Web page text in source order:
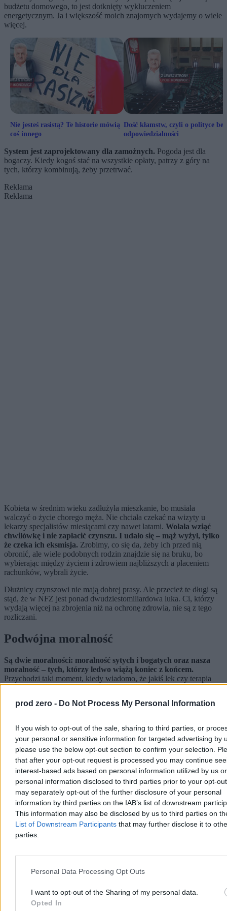
prod zero - Do Not Process My Personal Information
If you wish to opt-out of the sale, sharing to third parties, or
your personal or sensitive information for targeted advertising by
please use the below opt-out section to confirm your selection.
that after your opt-out request is processed you may continue
interest-based ads based on personal information utilized by us or
personal information disclosed to third parties prior to your opt-
may separately opt-out of the further disclosure of your personal
information by third parties on the IAB’s list of downstream
This information may also be disclosed by us to third parties on
List of Downstream Participants that may further disclose it to
parties.
Personal Data Processing Opt Outs
I want to opt-out of the Sharing of my personal data.
Opted In
budżetu domowego, to jest dotknięty wykluczeniem
energetycznym. Ja i większość moich znajomych wydajemy o wiele
więcej.
Nie jesteś rasistą? Te historie mówią
coś innego
Dość kłamstw, czyli o polityce bez
odpowiedzialności
System jest zaprojektowany dla zamożnych. Pogoda jest dla
bogaczy. Kiedy kogoś stać na wszystkie opłaty, patrzy z góry na
tych, którzy kombinują, żeby przetrwać.
Reklama
Reklama
Kobieta w średnim wieku zadłużyła mieszkanie, bo musiała
walczyć o życie chorego męża. Nie chciała czekać na wizyty u
lekarzy specjalistów miesiącami czy nawet latami. Wolała wziąć
chwilówkę i nie zapłacić czynszu. I udało się – mąż wyżył, tylko
że czeka ich eksmisja. Zrobimy, co się da, żeby ich przed nią
obronić, ale wiele podobnych rodzin znajdzie się na bruku, bo
wybierając między życiem i zdrowiem najbliższych a płaceniem
rachunków, wybrali życie.
Dłużnicy czynszowi nie mają dobrej prasy. Ale przecież te długi są
stąd, że w NFZ jest ponad dwudziestomiliardowa luka. Ci, którzy
wydają więcej na zbrojenia niż na ochronę zdrowia, nie są z tego
rozliczani.
Podwójna moralność
Są dwie moralności: moralność sytych i bogatych oraz nasza
moralność – tych, którzy ledwo wiążą koniec z końcem.
Przychodzi taki moment, kiedy wiadomo, że jakiś lek czy terapia
dają nadzieję, ale my nie jesteśmy w stanie pożyczyć nawet u
Jest kolejna ofiara tej wojny, co to ma być z Rosją, choć nie na
Polaków ubywa z powodu nieleczenia – to są te ponadnormatywne
zgony.
Reklama
Reklama
Przeczytaj także: Zbliża się nowy wyścig zbrojeń nuklearnych.
Eksperci biją na alarm